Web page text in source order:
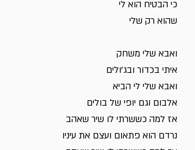
כי הבטיח הוא לי
שהוא רק שלי
ואבא שלי משחק
איתי בכדור ובג'ולים
ואבא שלי לי הביא
אלבום וגם יופי של בולים
אז למה כששרתי לו שיר שאהב
נרדם הוא פתאום ועצם את עיניו